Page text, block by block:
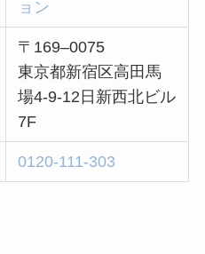
ョン
〒169–0075
東京都新宿区高田馬
場4-9-12日新西北ビル
7F
0120-111-303